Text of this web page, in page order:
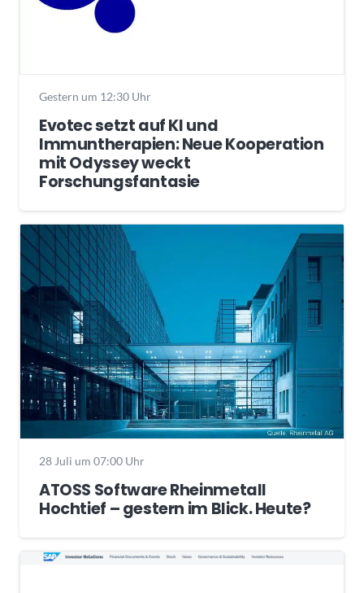
Gestern um 12:30 Uhr
Evotec setzt auf KI und
Immuntherapien: Neue Kooperation
mit Odyssey weckt
Forschungsfantasie
28 Juli um 07:00 Uhr
ATOSS Software Rheinmetall
Hochtief – gestern im Blick. Heute?